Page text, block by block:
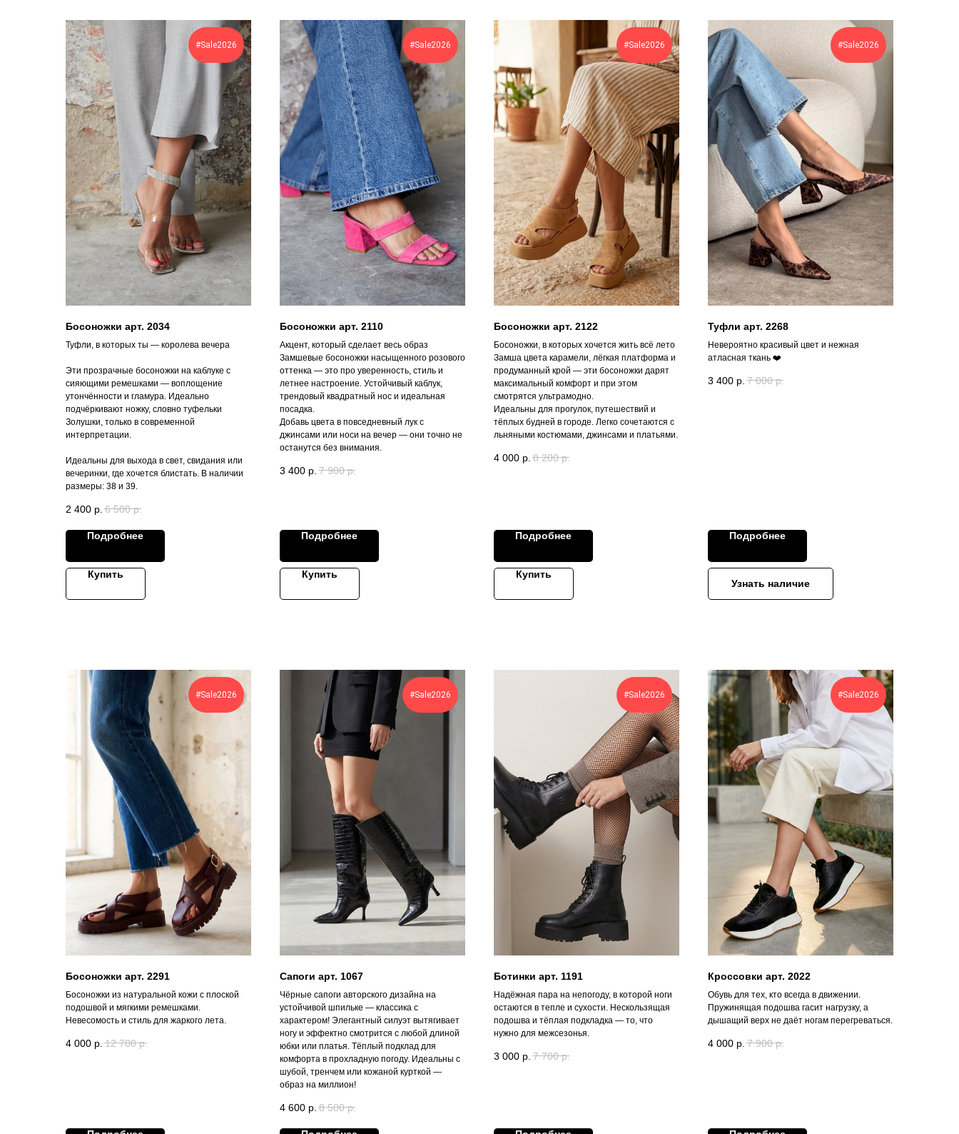
#Sale2026
Босоножки арт. 2034
Туфли, в которых ты — королева вечера
Эти прозрачные босоножки на каблуке с
сияющими ремешками — воплощение
утончённости и гламура. Идеально
подчёркивают ножку, словно туфельки
Золушки, только в современной
интерпретации.
Идеальны для выхода в свет, свидания или
вечеринки, где хочется блистать. В наличии
размеры: 38 и 39.
2 400 р. 6 500 р.
Подробнее
Купить
#Sale2026
Босоножки арт. 2110
Акцент, который сделает весь образ
Замшевые босоножки насыщенного розового
оттенка — это про уверенность, стиль и
летнее настроение. Устойчивый каблук,
трендовый квадратный нос и идеальная
посадка.
Добавь цвета в повседневный лук с
джинсами или носи на вечер — они точно не
останутся без внимания.
3 400 р. 7 900 р.
Подробнее
Купить
#Sale2026
Босоножки арт. 2122
Босоножки, в которых хочется жить всё лето
Замша цвета карамели, лёгкая платформа и
продуманный крой — эти босоножки дарят
максимальный комфорт и при этом
смотрятся ультрамодно.
Идеальны для прогулок, путешествий и
тёплых будней в городе. Легко сочетаются с
льняными костюмами, джинсами и платьями.
4 000 р. 8 200 р.
Подробнее
Купить
#Sale2026
Туфли арт. 2268
Невероятно красивый цвет и нежная
атласная ткань ❤️
3 400 р. 7 000 р.
Подробнее
Узнать наличие
#Sale2026
Босоножки арт. 2291
Босоножки из натуральной кожи с плоской
подошвой и мягкими ремешками.
Невесомость и стиль для жаркого лета.
4 000 р. 12 700 р.
#Sale2026
Сапоги арт. 1067
Чёрные сапоги авторского дизайна на
устойчивой шпильке — классика с
характером! Элегантный силуэт вытягивает
ногу и эффектно смотрится с любой длиной
юбки или платья. Тёплый подклад для
комфорта в прохладную погоду. Идеальны с
шубой, тренчем или кожаной курткой —
образ на миллион!
4 600 р. 8 500 р.
#Sale2026
Ботинки арт. 1191
Надёжная пара на непогоду, в которой ноги
остаются в тепле и сухости. Нескользящая
подошва и тёплая подкладка — то, что
нужно для межсезонья.
3 000 р. 7 700 р.
#Sale2026
Кроссовки арт. 2022
Обувь для тех, кто всегда в движении.
Пружинящая подошва гасит нагрузку, а
дышащий верх не даёт ногам перегреваться.
4 000 р. 7 900 р.